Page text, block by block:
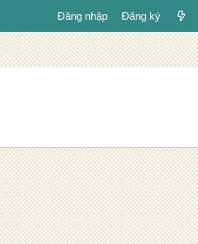
Đăng nhập Đăng ký